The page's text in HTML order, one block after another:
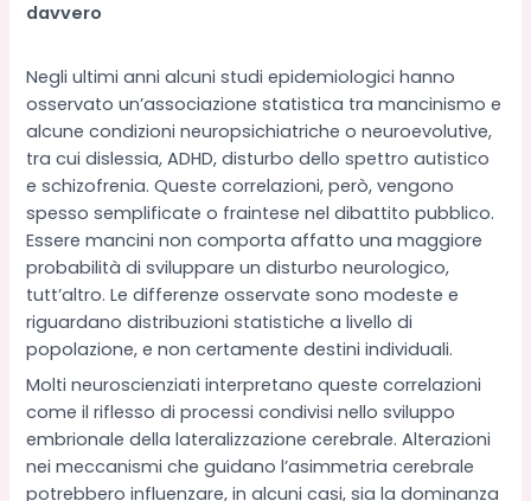
davvero
Negli ultimi anni alcuni studi epidemiologici hanno
osservato un’associazione statistica tra mancinismo e
alcune condizioni neuropsichiatriche o neuroevolutive,
tra cui dislessia, ADHD, disturbo dello spettro autistico
e schizofrenia. Queste correlazioni, però, vengono
spesso semplificate o fraintese nel dibattito pubblico.
Essere mancini non comporta affatto una maggiore
probabilità di sviluppare un disturbo neurologico,
tutt’altro. Le differenze osservate sono modeste e
riguardano distribuzioni statistiche a livello di
popolazione, e non certamente destini individuali.
Molti neuroscienziati interpretano queste correlazioni
come il riflesso di processi condivisi nello sviluppo
embrionale della lateralizzazione cerebrale. Alterazioni
nei meccanismi che guidano l’asimmetria cerebrale
potrebbero influenzare, in alcuni casi, sia la dominanza